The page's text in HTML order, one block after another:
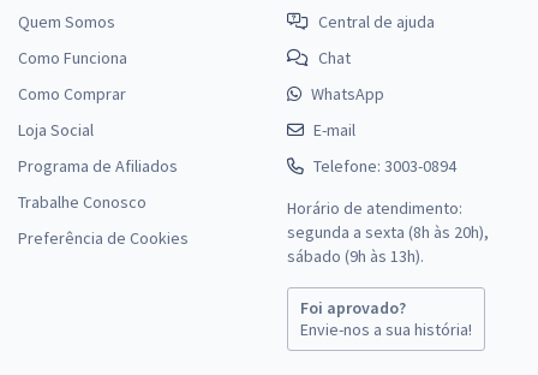
Quem Somos
Como Funciona
Como Comprar
Loja Social
Programa de Afiliados
Trabalhe Conosco
Preferência de Cookies
Central de ajuda
Chat
WhatsApp
E-mail
Telefone: 3003-0894
Horário de atendimento:
segunda a sexta (8h às 20h),
sábado (9h às 13h).
Foi aprovado?
Envie-nos a sua história!